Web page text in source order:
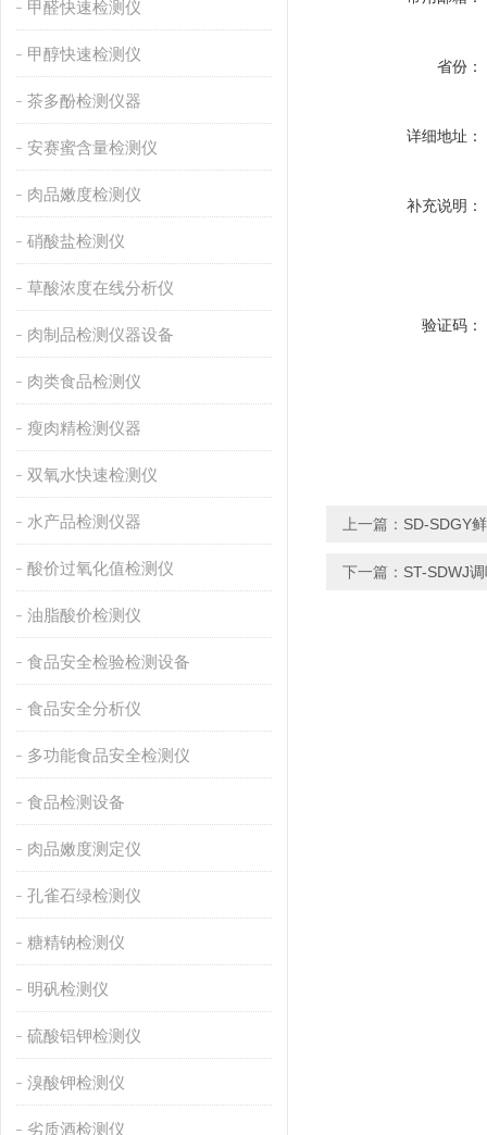
甲醛快速检测仪
甲醇快速检测仪
茶多酚检测仪器
安赛蜜含量检测仪
肉品嫩度检测仪
硝酸盐检测仪
草酸浓度在线分析仪
肉制品检测仪器设备
肉类食品检测仪
瘦肉精检测仪器
双氧水快速检测仪
水产品检测仪器
酸价过氧化值检测仪
油脂酸价检测仪
食品安全检验检测设备
食品安全分析仪
多功能食品安全检测仪
食品检测设备
肉品嫩度测定仪
孔雀石绿检测仪
糖精钠检测仪
明矾检测仪
硫酸铝钾检测仪
溴酸钾检测仪
劣质酒检测仪
省份：
详细地址：
补充说明：
验证码：
上一篇： SD-SDGY
下一篇： ST-SDWJ